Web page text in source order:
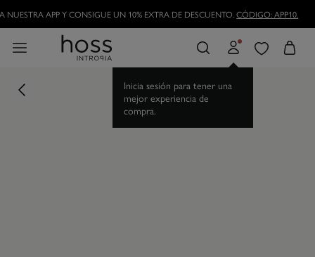
NUESTRA APP Y CONSIGUE UN 10% EXTRA DE DESCUENTO.CÓDIGO: APP10.
Inicia sesión para tener una
mejor experiencia de
compra.